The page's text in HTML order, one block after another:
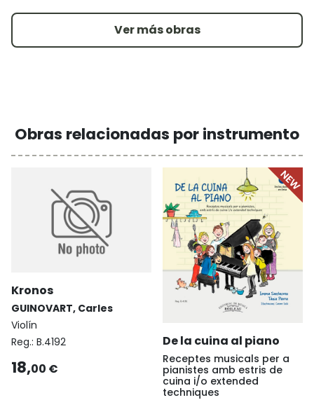
Ver más obras
Obras relacionadas por instrumento
Kronos
GUINOVART, Carles
Violín
Reg.: B.4192
18,00 €
De la cuina al piano
Receptes musicals per a
pianistes amb estris de
cuina i/o extended
techniques